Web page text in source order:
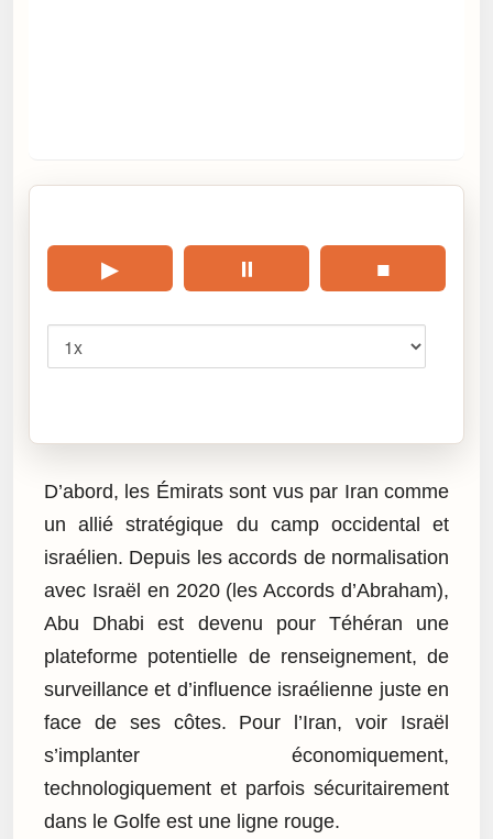
▶ ⏸ ■
D’abord, les Émirats sont vus par Iran comme
un allié stratégique du camp occidental et
israélien. Depuis les accords de normalisation
avec Israël en 2020 (les Accords d’Abraham),
Abu Dhabi est devenu pour Téhéran une
plateforme potentielle de renseignement, de
surveillance et d’influence israélienne juste en
face de ses côtes. Pour l’Iran, voir Israël
s’implanter économiquement,
technologiquement et parfois sécuritairement
dans le Golfe est une ligne rouge.